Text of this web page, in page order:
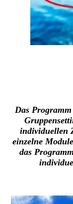
Das
individuellen
einzelne
das